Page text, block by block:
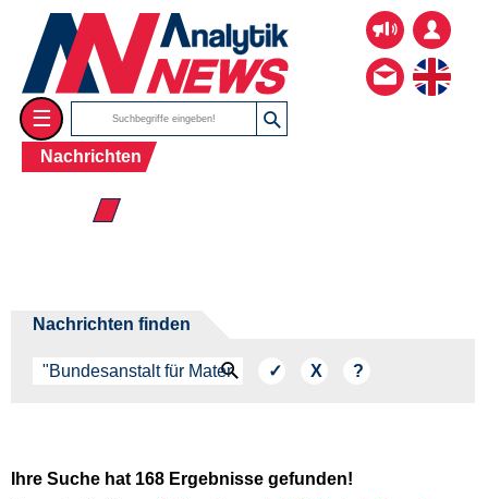
☰
Nachrichten
☰ 2026
Nachrichten finden
Ihre Suche hat 168 Ergebnisse gefunden!